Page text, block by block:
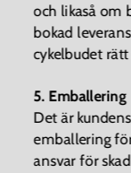
och likaså om
bokad
cykelbudet
5. Emballering
Det är
emballering
ansvar för